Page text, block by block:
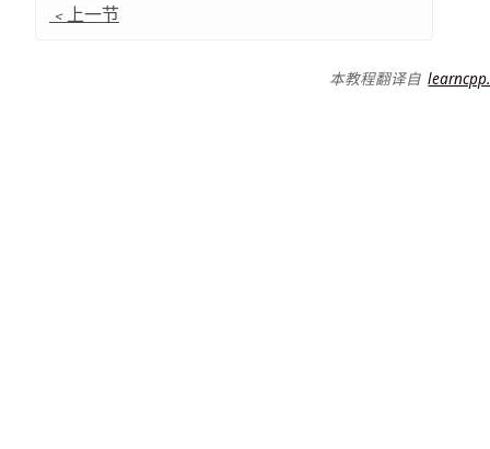
﹤上一节
本教程翻译自